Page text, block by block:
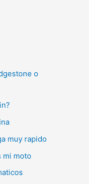
o
muy rapido
mi moto